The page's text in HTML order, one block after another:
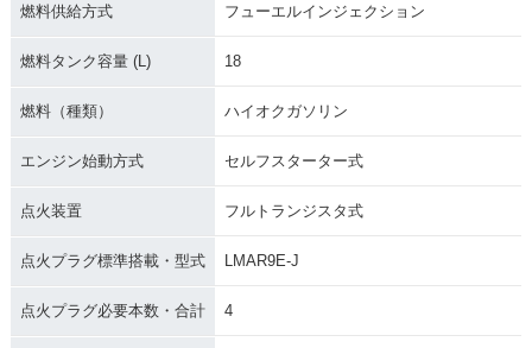
定仕様
ルモデルチェンジ
燃料供給方式 フューエルインジェクション
燃料タンク容量 (L) 18
燃料（種類） ハイオクガソリン
エンジン始動方式 セルフスターター式
点火装置 フルトランジスタ式
点火プラグ標準搭載・型式 LMAR9E-J
点火プラグ必要本数・合計 4